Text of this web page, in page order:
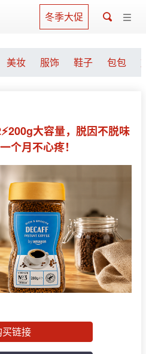
冬季大促
美妆 服饰 鞋子 包包
大容量，脱因不脱味
个月不心疼！
买链接